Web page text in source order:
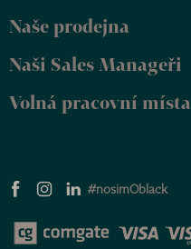
Naše prodejna
Naši Sales Manageři
Volná pracovní místa
#nosimOblack